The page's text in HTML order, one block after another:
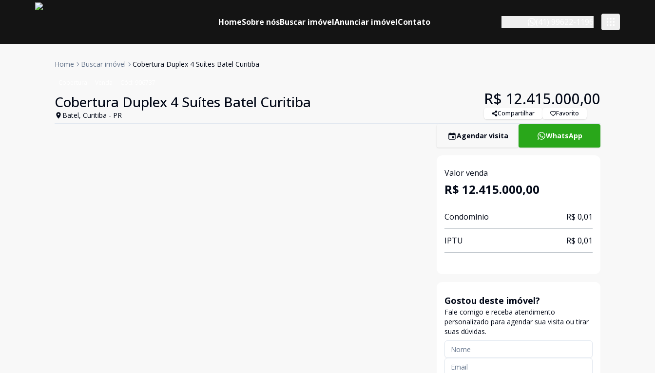
HomeSobre nósBuscar imóvelAnunciar imóvelContato
Home Buscar imóvel Cobertura Duplex 4 Suítes Batel Curitiba
Cobertura Duplex 4 Suítes Batel Curitiba
Batel, Curitiba - PR
R$ 12.415.000,00
Compartilhar Favorito
Agendar visita WhatsApp
Valor venda
R$ 12.415.000,00
Condomínio R$ 0,01
IPTU R$ 0,01
Gostou deste imóvel?
Fale comigo e receba atendimento
personalizado para agendar sua visita ou tirar
suas dúvidas.